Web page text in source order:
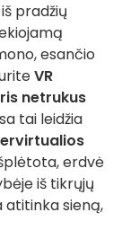
pradžių
esančio
VR
netrukus
tai leidžia
erdvė
iš tikrųjų
atitinka sieną,